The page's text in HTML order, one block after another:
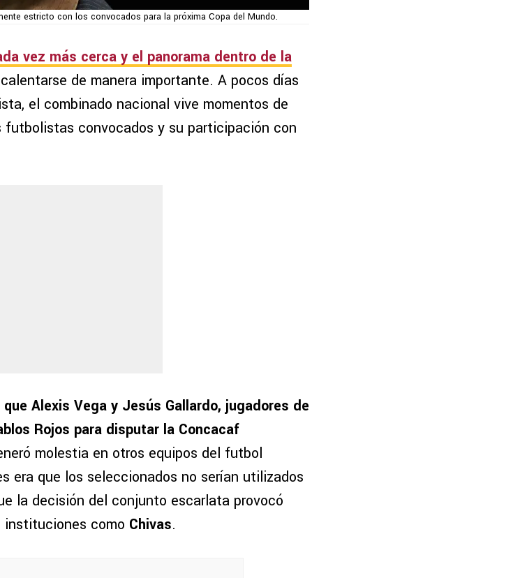
estricto con los convocados para la próxima Copa del Mundo.
vez más cerca y el panorama dentro de la
de manera importante. A pocos días
el combinado nacional vive momentos de
convocados y su participación con
Alexis Vega y Jesús Gallardo, jugadores de
Rojos para disputar la Concacaf
molestia en otros equipos del futbol
era que los seleccionados no serían utilizados
la decisión del conjunto escarlata provocó
instituciones como Chivas.